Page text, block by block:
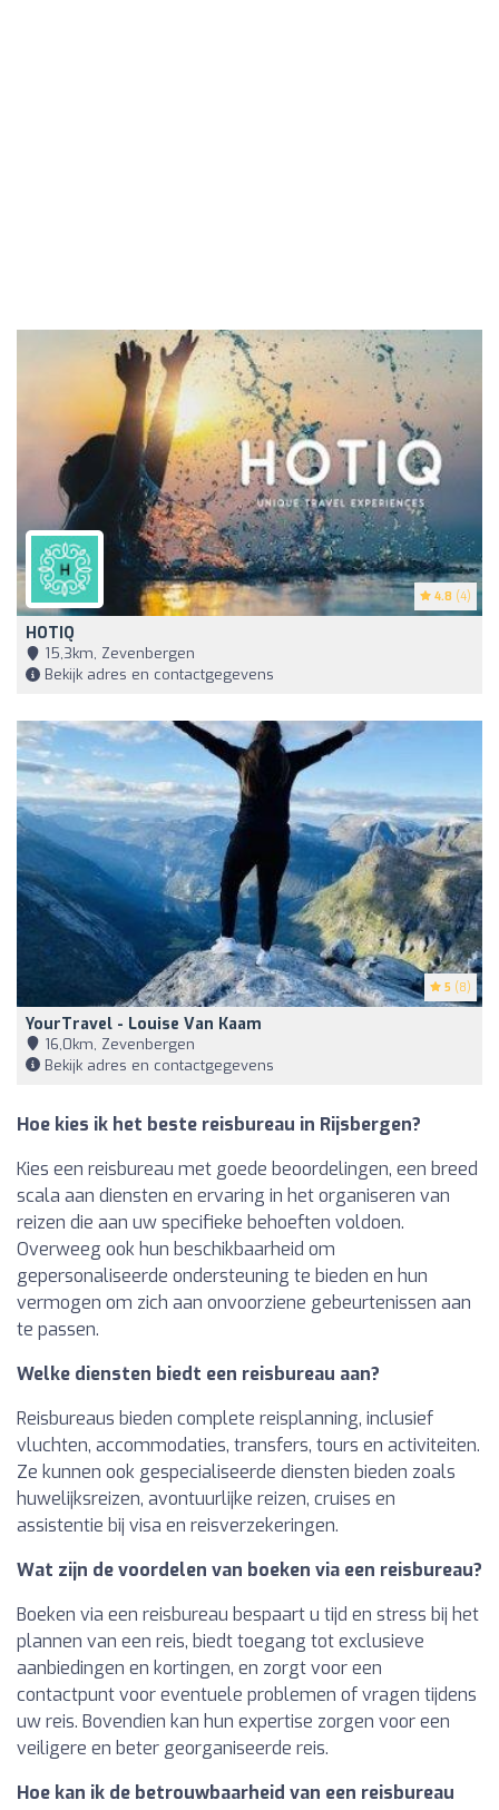
4.8 (4)
HOTIQ
15,3km, Zevenbergen
Bekijk adres en contactgegevens
5 (8)
YourTravel - Louise Van Kaam
16,0km, Zevenbergen
Bekijk adres en contactgegevens
Hoe kies ik het beste reisbureau in Rijsbergen?
Kies een reisbureau met goede beoordelingen, een breed
scala aan diensten en ervaring in het organiseren van
reizen die aan uw specifieke behoeften voldoen.
Overweeg ook hun beschikbaarheid om
gepersonaliseerde ondersteuning te bieden en hun
vermogen om zich aan onvoorziene gebeurtenissen aan
te passen.
Welke diensten biedt een reisbureau aan?
Reisbureaus bieden complete reisplanning, inclusief
vluchten, accommodaties, transfers, tours en activiteiten.
Ze kunnen ook gespecialiseerde diensten bieden zoals
huwelijksreizen, avontuurlijke reizen, cruises en
assistentie bij visa en reisverzekeringen.
Wat zijn de voordelen van boeken via een reisbureau?
Boeken via een reisbureau bespaart u tijd en stress bij het
plannen van een reis, biedt toegang tot exclusieve
aanbiedingen en kortingen, en zorgt voor een
contactpunt voor eventuele problemen of vragen tijdens
uw reis. Bovendien kan hun expertise zorgen voor een
veiligere en beter georganiseerde reis.
Hoe kan ik de betrouwbaarheid van een reisbureau